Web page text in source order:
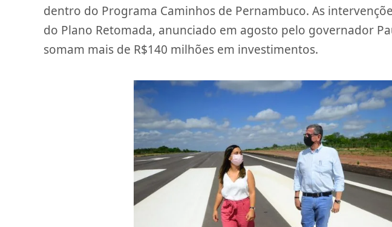
dentro do Programa Caminhos de Pernambuco. As
do Plano Retomada, anunciado em agosto pelo governador
somam mais de R$140 milhões em investimentos.